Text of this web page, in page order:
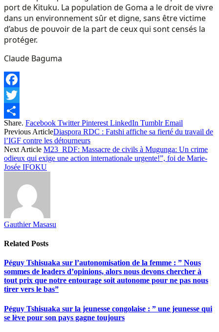
port de Kituku. La population de Goma a le droit de vivre
dans un environnement sûr et digne, sans être victime
d’abus de pouvoir de la part de ceux qui sont censés la
protéger.
Claude Baguma
Facebook
Twitter
Share
Share. Facebook Twitter Pinterest LinkedIn Tumblr Email
Previous ArticleDiaspora RDC : Fatshi affiche sa fierté du travail de
l’IGF contre les détourneurs
Next Article M23_RDF: Massacre de civils à Mugunga: Un crime
odieux qui exige une action internationale urgente!”, foi de Marie-
Josée IFOKU
Gauthier Masasu
Related Posts
Péguy Tshisuaka sur l’autonomisation de la femme : ” Nous
sommes de leaders d’opinions, alors nous devons chercher à
tout prix que notre entourage soit autonome pour ne pas nous
tirer vers le bas”
Péguy Tshisuaka sur la jeunesse congolaise : ” une jeunesse qui
se lève pour son pays gagne toujours